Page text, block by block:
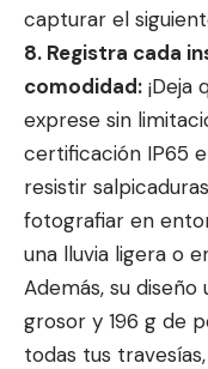
capturar el
8. Registra cada
comodidad:
exprese sin
certificación IP65
resistir
fotografiar en
una lluvia ligera o
Además, su
grosor y 196 g de
todas tus